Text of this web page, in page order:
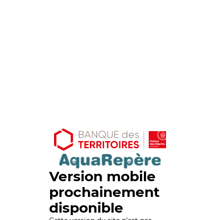
Version mobile
prochainement
disponible